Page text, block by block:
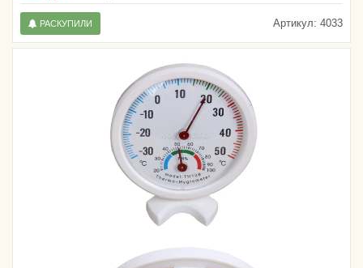
Артикул: 4033
РАСКУПИЛИ